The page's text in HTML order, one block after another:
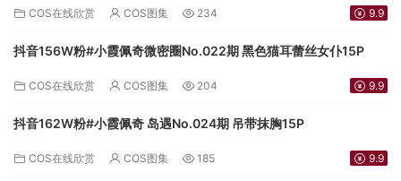
COS在线欣赏 COS图集 234 9.9
抖音156W粉#小霞佩奇微密圈No.022期 黑色猫耳蕾丝女仆15P
COS在线欣赏 COS图集 204 9.9
抖音162W粉#小霞佩奇 岛遇No.024期 吊带抹胸15P
COS在线欣赏 COS图集 185 9.9